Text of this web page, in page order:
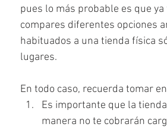
pues lo más probable es que
compares diferentes opciones
habituados a una tienda física
lugares.
En todo caso, recuerda tomar
Es importante que la
manera no te cobrarán